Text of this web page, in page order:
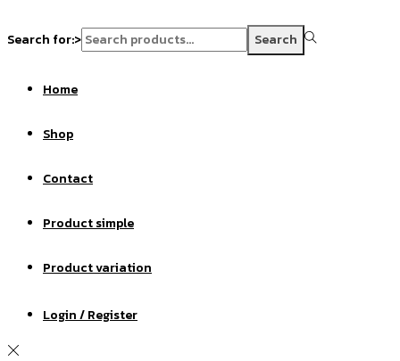
Search for:> Search
Home
Shop
Contact
Product simple
Product variation
Login / Register